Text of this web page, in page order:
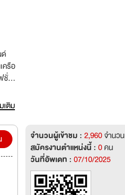
ครือ
ชั่น
มี
ากร
เติม
จำนวนผู้เข้าชม :2,960จำนวน
สมัครงานตำแหน่งนี้ :0คน
วันที่อัพเดท :07/10/2025